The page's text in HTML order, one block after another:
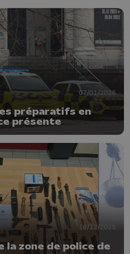
07/01/2026
préparatifs en
présente
19/12/2025
la zone de police de